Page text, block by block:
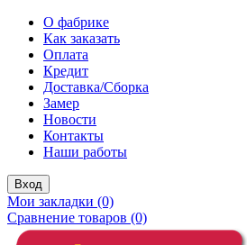
О фабрике
Как заказать
Оплата
Кредит
Доставка/Сборка
Замер
Новости
Контакты
Наши работы
Вход
Мои закладки (0)
Сравнение товаров (0)